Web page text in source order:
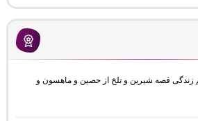
زندگی قصه شیرین و تلخ از حصین و ماهسون و